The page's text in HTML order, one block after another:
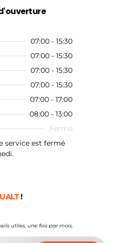
07:00 - 15:30
07:00 - 15:30
07:00 - 15:30
07:00 - 15:30
07:00 - 17:00
08:00 - 13:00
Fermé
service est fermé
!
utiles, une fois par mois.